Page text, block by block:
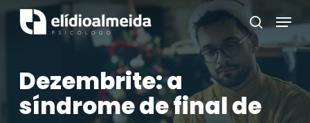
Skip
content
search
Menu
Dezembrite: a
síndrome de final de